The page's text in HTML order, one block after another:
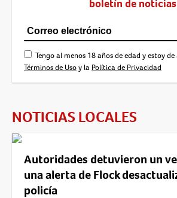
boletín de
Tengo al menos 18 años de edad y estoy
Términos de Usoy la Política de Privacidad
NOTICIAS LOCALES
Autoridades detuvieron un
una alerta de Flock
policía